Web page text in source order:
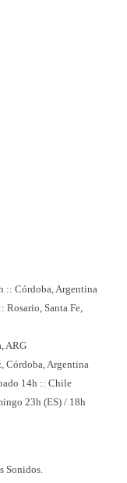
:: Córdoba, Argentina
Rosario, Santa Fe,
ARG
Córdoba, Argentina
14h :: Chile
23h (ES) / 18h
Sonidos.